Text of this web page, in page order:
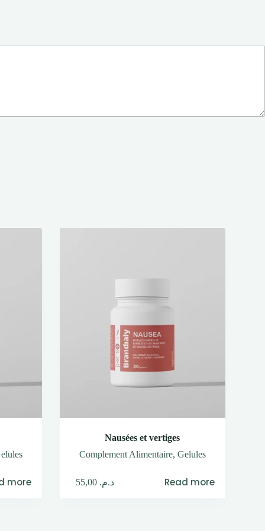
more
Nausées et vertiges
Complement Alimentaire, Gelules
د.م. Read more